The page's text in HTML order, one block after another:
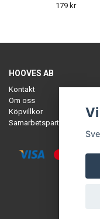
179 kr
HOOVES AB
Kontakt
Om oss
Köpvillkor
Samarbetspartners